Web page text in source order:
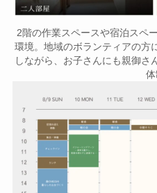
2階の作業スペースや宿泊スペ
環境。地域のボランティアの方
しながら、お子さんにも親御さ
体